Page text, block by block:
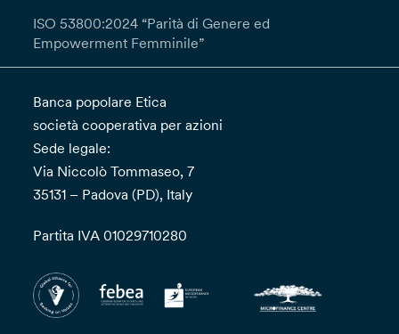
ISO 53800:2024 “Parità di Genere ed
Empowerment Femminile”
Banca popolare Etica
società cooperativa per azioni
Sede legale:
Via Niccolò Tommaseo, 7
35131 – Padova (PD), Italy
Partita IVA 01029710280